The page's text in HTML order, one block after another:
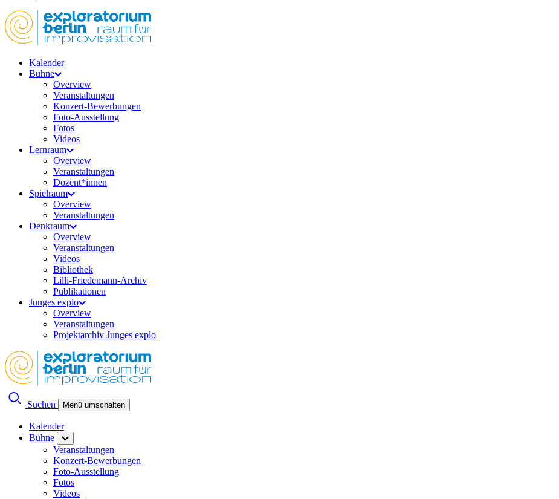
Kalender
Bühne
Overview
Veranstaltungen
Konzert-Bewerbungen
Foto-Ausstellung
Fotos
Videos
Lernraum
Overview
Veranstaltungen
Dozent*innen
Spielraum
Overview
Veranstaltungen
Denkraum
Overview
Veranstaltungen
Videos
Bibliothek
Lilli-Friedemann-Archiv
Publikationen
Junges explo
Overview
Veranstaltungen
Projektarchiv Junges explo
Suchen Menü umschalten
Kalender
Bühne
Veranstaltungen
Konzert-Bewerbungen
Foto-Ausstellung
Fotos
Videos